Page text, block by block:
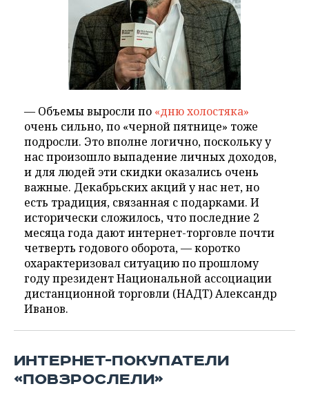
— Объемы выросли по «дню холостяка»
очень сильно, по «черной пятнице» тоже
подросли. Это вполне логично, поскольку у
нас произошло выпадение личных доходов,
и для людей эти скидки оказались очень
важные. Декабрьских акций у нас нет, но
есть традиция, связанная с подарками. И
исторически сложилось, что последние 2
месяца года дают интернет-торговле почти
четверть годового оборота, — коротко
охарактеризовал ситуацию по прошлому
году президент Национальной ассоциации
дистанционной торговли (НАДТ) Александр
Иванов.
ИНТЕРНЕТ-ПОКУПАТЕЛИ
«ПОВЗРОСЛЕЛИ»